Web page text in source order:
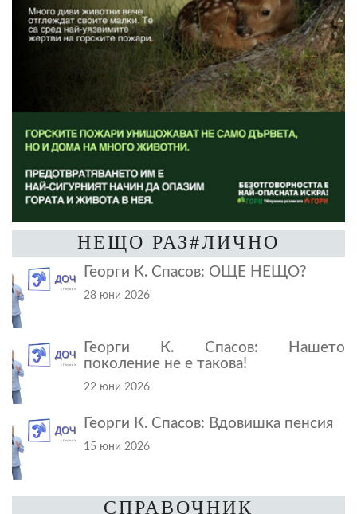
НЕЩО РАЗ#ЛИЧНО
Георги К. Спасов: ОЩЕ НЕЩО?
28 юни 2026
Георги К. Спасов: Нашето
поколение не е такова!
22 юни 2026
Георги К. Спасов: Вдовишка пенсия
15 юни 2026
СПРАВОЧНИК